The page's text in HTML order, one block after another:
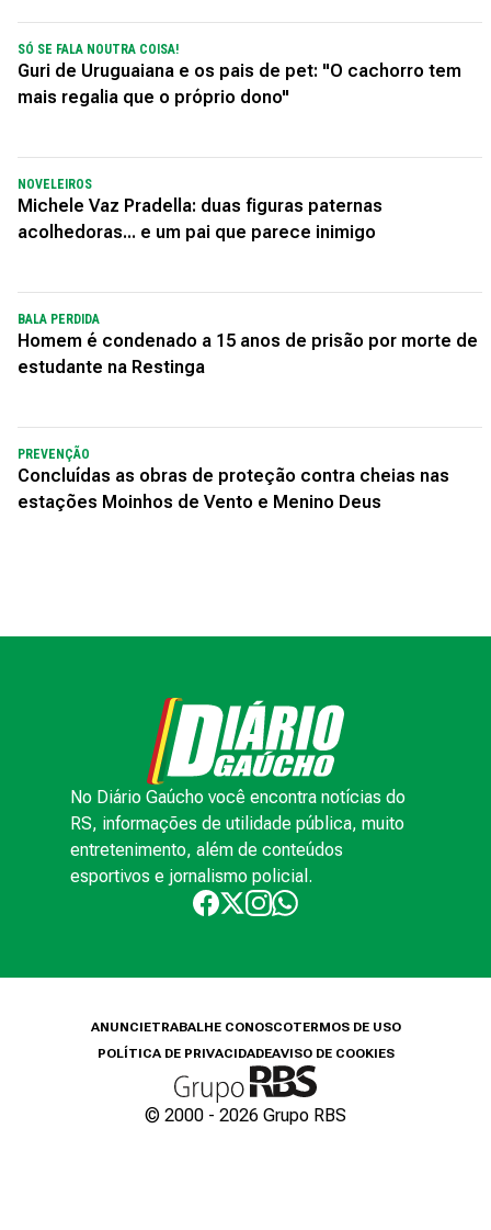
SÓ SE FALA NOUTRA COISA!
Guri de Uruguaiana e os pais de pet: "O cachorro tem
mais regalia que o próprio dono"
NOVELEIROS
Michele Vaz Pradella: duas figuras paternas
acolhedoras... e um pai que parece inimigo
BALA PERDIDA
Homem é condenado a 15 anos de prisão por morte de
estudante na Restinga
PREVENÇÃO
Concluídas as obras de proteção contra cheias nas
estações Moinhos de Vento e Menino Deus
No Diário Gaúcho você encontra notícias do
RS, informações de utilidade pública, muito
entretenimento, além de conteúdos
esportivos e jornalismo policial.
ANUNCIETRABALHE CONOSCOTERMOS DE USO
POLÍTICA DE PRIVACIDADEAVISO DE COOKIES
© 2000 - 2026 Grupo RBS